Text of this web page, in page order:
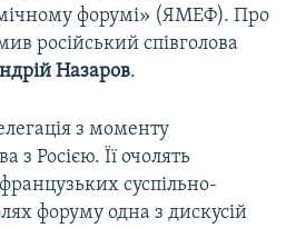
форумі» (ЯМЕФ). Про
російський співголова
Назаров.
з моменту
з Росією. Її очолять
суспільно-
форуму одна з дискусій